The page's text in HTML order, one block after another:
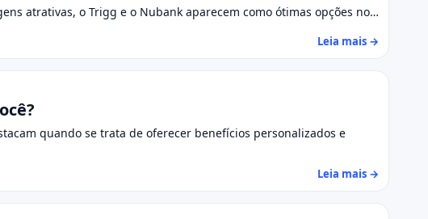
atrativas, o Trigg e o Nubank aparecem como ótimas opções no…
Leia mais →
quando se trata de oferecer benefícios personalizados e
Leia mais →